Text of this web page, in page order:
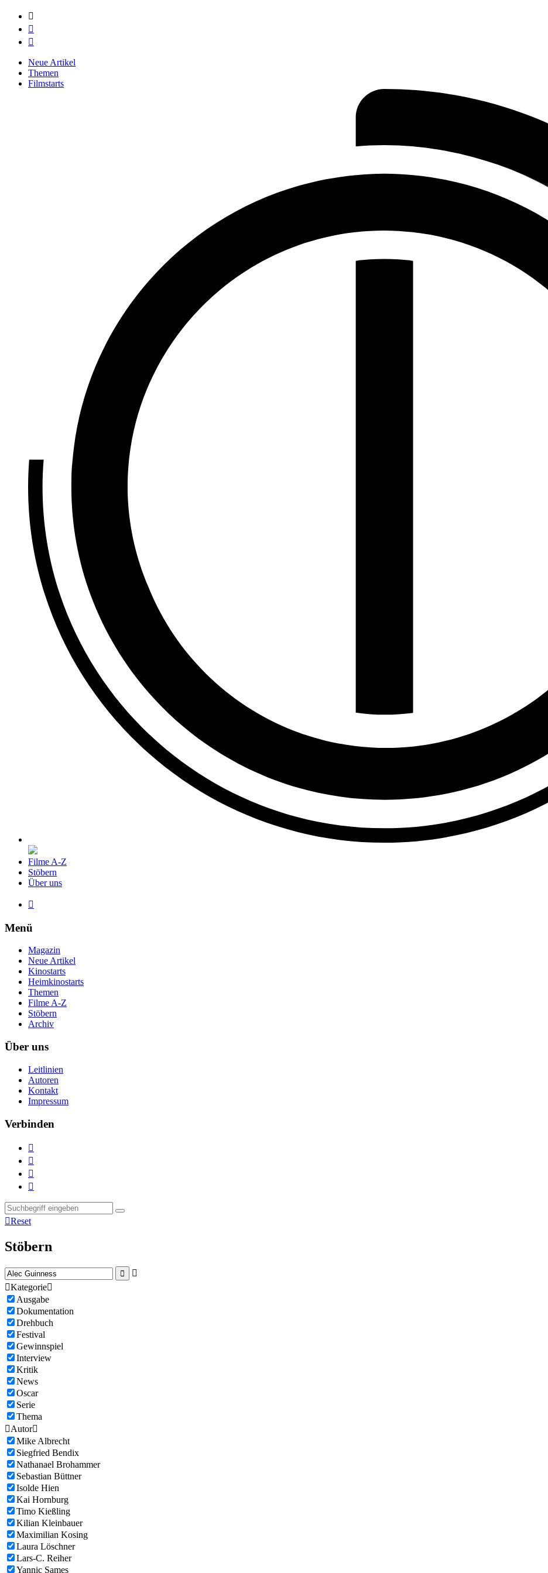



Neue Artikel
Themen
Filmstarts
Filme A-Z
Stöbern
Über uns

Menü
Magazin
Neue Artikel
Kinostarts
Heimkinostarts
Themen
Filme A-Z
Stöbern
Archiv
Über uns
Leitlinien
Autoren
Kontakt
Impressum
Verbinden




Reset
Stöbern


Kategorie
Ausgabe
Dokumentation
Drehbuch
Festival
Gewinnspiel
Interview
Kritik
News
Oscar
Serie
Thema
Autor
Mike Albrecht
Siegfried Bendix
Nathanael Brohammer
Sebastian Büttner
Isolde Hien
Kai Hornburg
Timo Kießling
Kilian Kleinbauer
Maximilian Kosing
Laura Löschner
Lars-C. Reiher
Yannic Sames